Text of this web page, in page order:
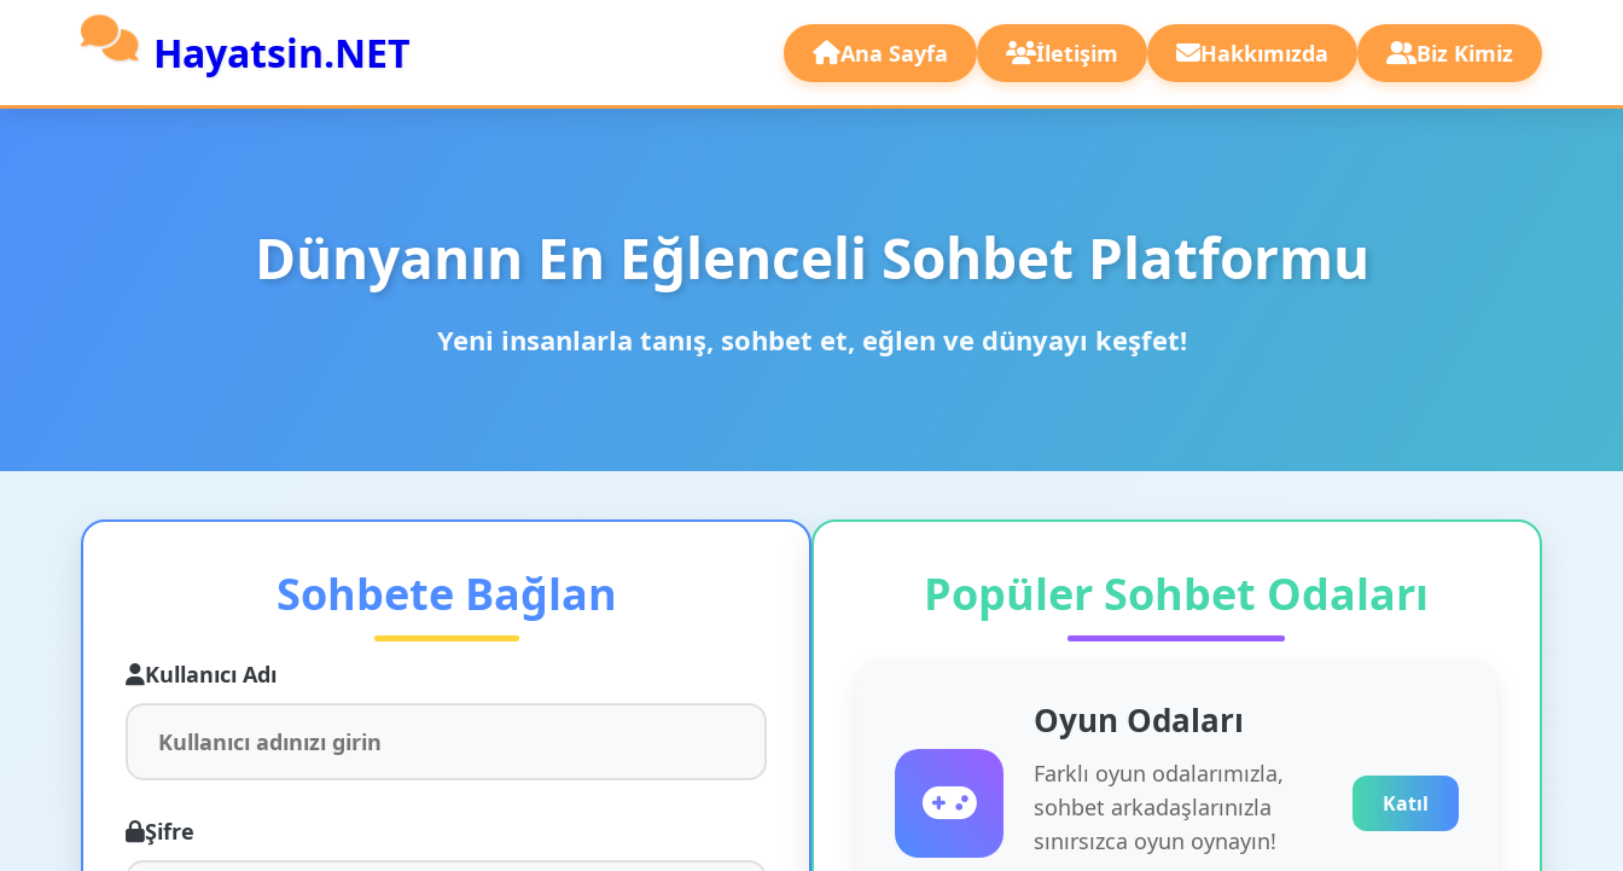
Hayatsin.NET Ana Sayfa İletişim Hakkımızda Biz Kimiz
Dünyanın En Eğlenceli Sohbet Platformu
Yeni insanlarla tanış, sohbet et, eğlen ve dünyayı keşfet!
Sohbete Bağlan
Kullanıcı Adı
Şifre
Popüler Sohbet Odaları
Oyun Odaları
Farklı oyun odalarımızla,
sohbet arkadaşlarınızla
sınırsızca oyun oynayın!
Katıl